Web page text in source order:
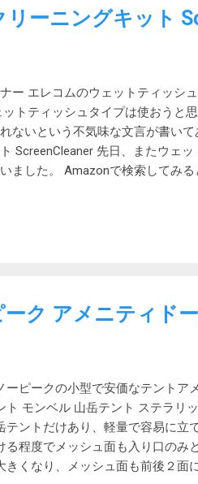
収納するのが手間だと思っていま
そちらに買い換えることにしまし
リーニングキット
ー エレコムのウェットティッシ
トティッシュタイプは使おうと
ないという不気味な文言が書い
ScreenCleaner 先日、またウェ
ました。 Amazonで検索してみ
る 昨日の夜届いたので、今朝
ナーでは太刀打ちできなかった
モニターにこびりついていて、
と落ちたようです。もっとも、
ク アメニティド
ーピークの小型で安価なテントア
ト モンベル 山岳テント ステラリ
テントだけあり、軽量で容易に立
る程度でメッシュ面も入り口のみ
きくなり、メッシュ面も前後２面